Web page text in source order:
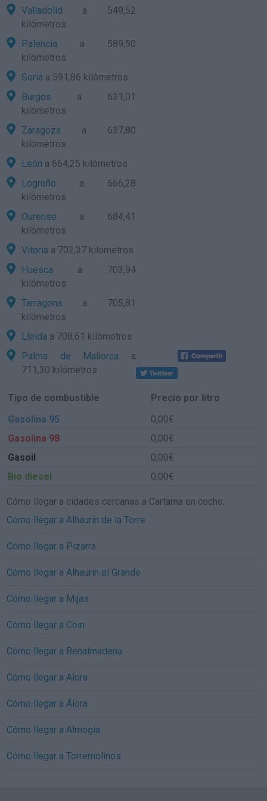
Valladolid a 549,52
kilómetros
Palencia a 589,50
kilómetros
Soria a 591,86 kilómetros
Burgos a 631,01
kilómetros
Zaragoza a 637,80
kilómetros
León a 664,25 kilómetros
Logroño a 666,28
kilómetros
Ourense a 684,41
kilómetros
Vitoria a 702,37 kilómetros
Huesca a 703,94
kilómetros
Tarragona a 705,81
kilómetros
Lleida a 708,61 kilómetros
Palma de Mallorca a
711,30 kilómetros
Tipo de combustible
Precio por litro
Gasolina 95
0,00€
Gasolina 98
0,00€
Gasoil
0,00€
Bio diesel
0,00€
Cómo llegar a cidades cercanas a Cartama en coche:
Cómo llegar a Alhaurin de la Torre
Cómo llegar a Pizarra
Cómo llegar a Alhaurin el Grande
Cómo llegar a Mijas
Cómo llegar a Coin
Cómo llegar a Benalmadena
Cómo llegar a Alora
Cómo llegar a Álora
Cómo llegar a Almogía
Cómo llegar a Torremolinos